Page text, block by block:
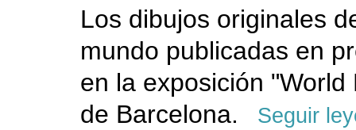
Los dibujos originales
mundo publicadas en
en la exposición
de Barcelona.
Seguir